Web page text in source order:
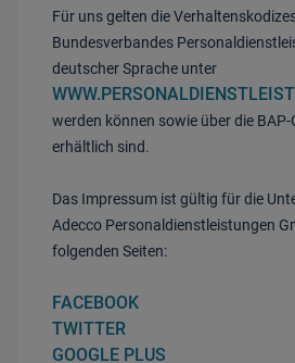
Für uns gelten die
Bundesverbandes
deutscher Sprache unter
werden können sowie über die
erhältlich sind.
Das Impressum ist gültig für die
Adecco Personaldienstleistungen
folgenden Seiten:
FACEBOOK
TWITTER
GOOGLE PLUS